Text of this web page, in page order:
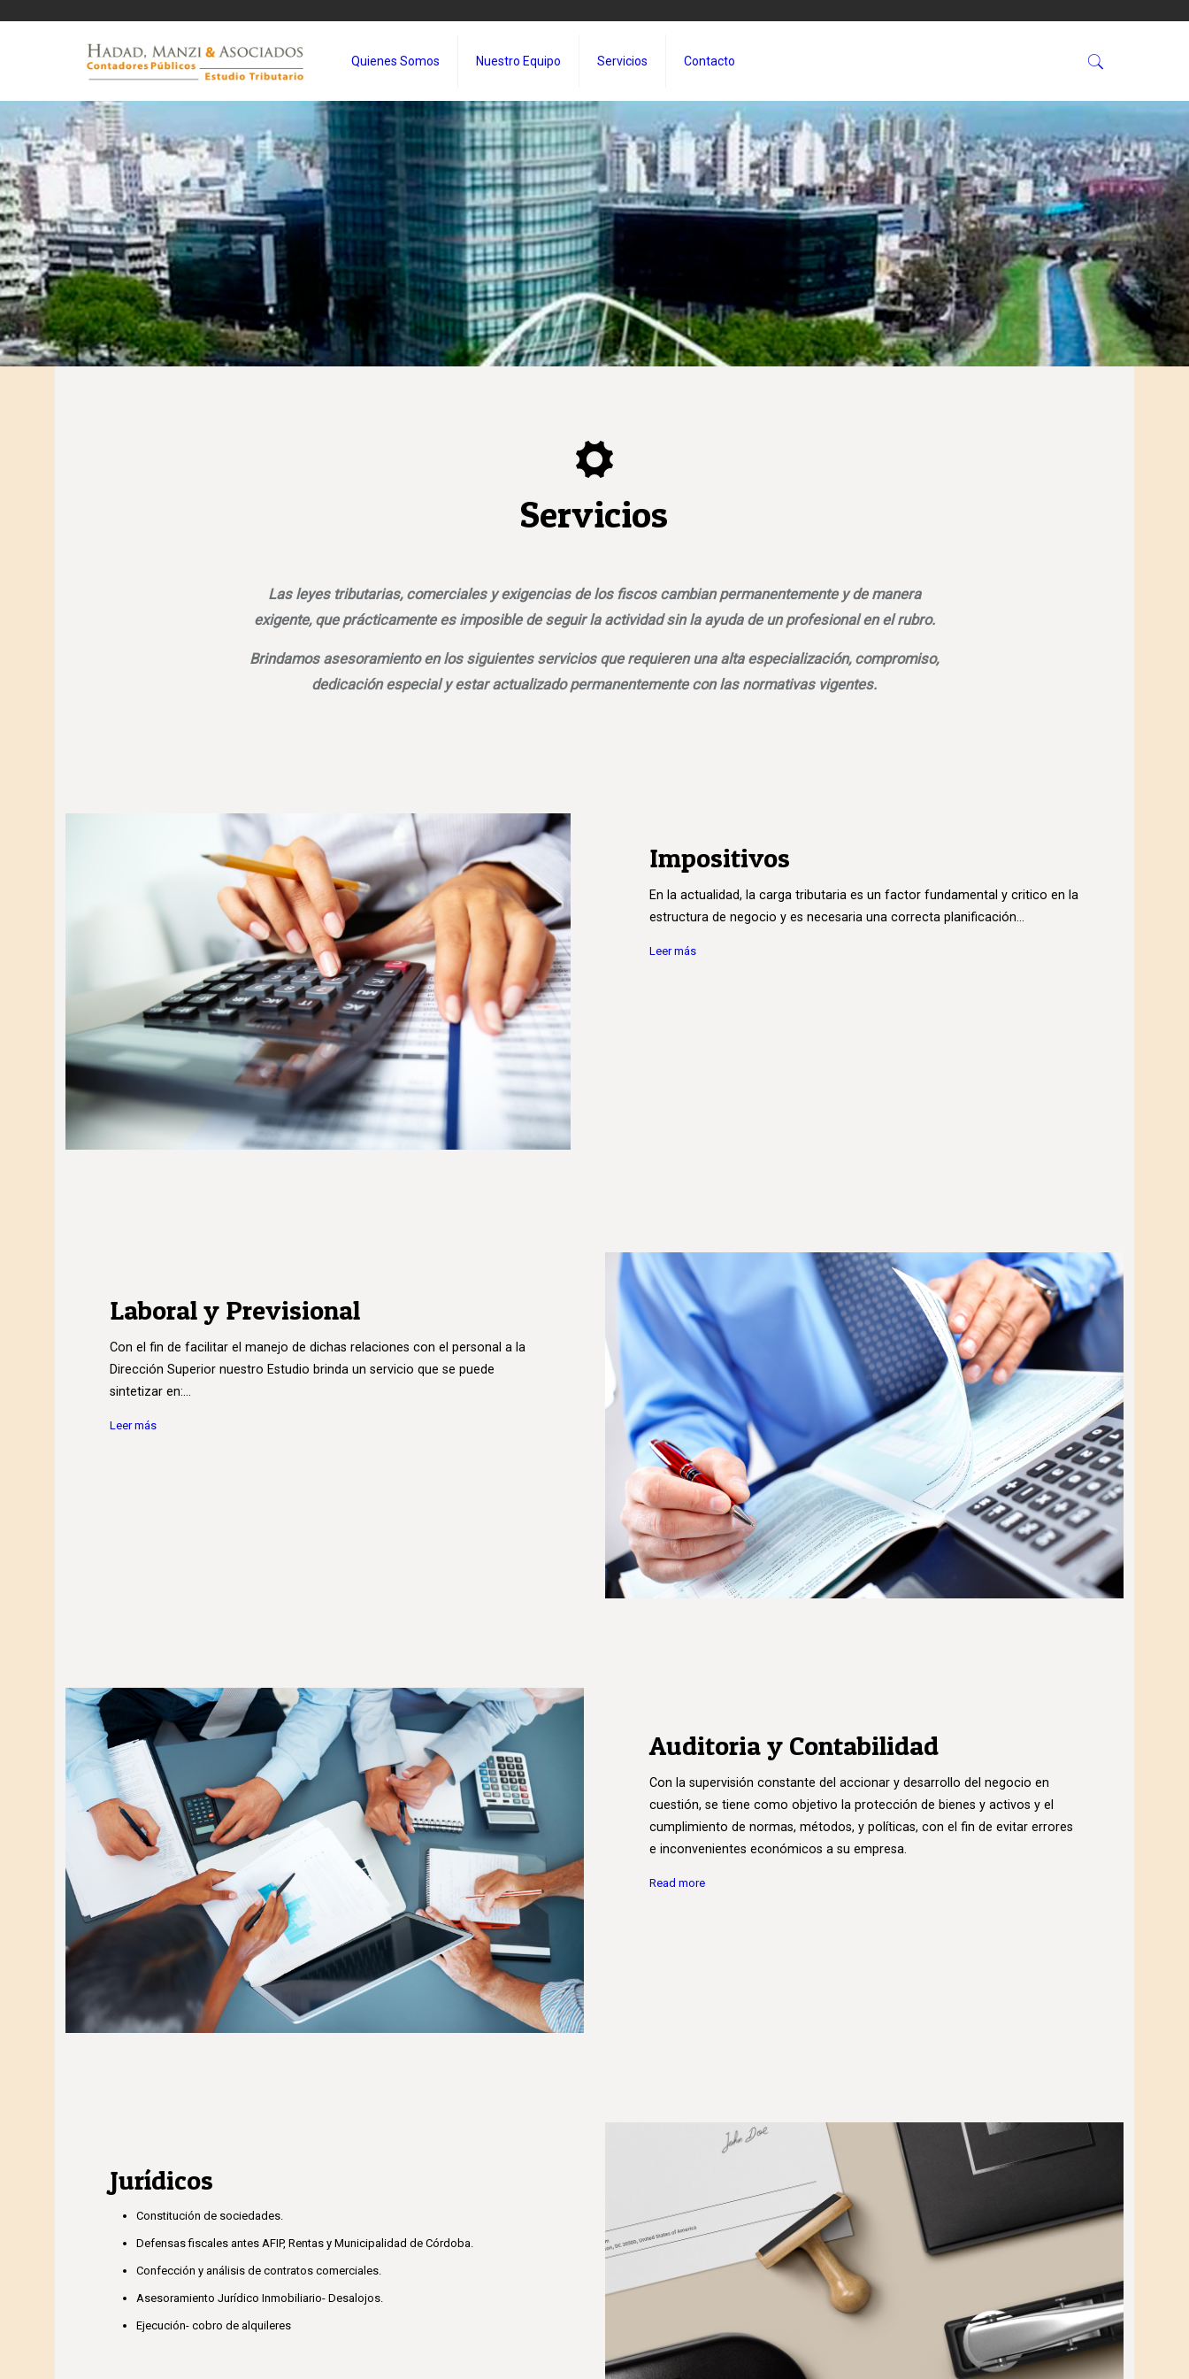
Quienes Somos Nuestro Equipo Servicios Contacto
Servicios
Las leyes tributarias, comerciales y exigencias de los fiscos cambian permanentemente y de manera
exigente, que prácticamente es imposible de seguir la actividad sin la ayuda de un profesional en el rubro.
Brindamos asesoramiento en los siguientes servicios que requieren una alta especialización, compromiso,
dedicación especial y estar actualizado permanentemente con las normativas vigentes.
Impositivos
En la actualidad, la carga tributaria es un factor fundamental y critico en la
estructura de negocio y es necesaria una correcta planificación...
Leer más
Laboral y Previsional
Con el fin de facilitar el manejo de dichas relaciones con el personal a la
Dirección Superior nuestro Estudio brinda un servicio que se puede
sintetizar en:...
Leer más
Auditoria y Contabilidad
Con la supervisión constante del accionar y desarrollo del negocio en
cuestión, se tiene como objetivo la protección de bienes y activos y el
cumplimiento de normas, métodos, y políticas, con el fin de evitar errores
e inconvenientes económicos a su empresa.
Read more
Jurídicos
Constitución de sociedades.
Defensas fiscales antes AFIP, Rentas y Municipalidad de Córdoba.
Confección y análisis de contratos comerciales.
Asesoramiento Jurídico Inmobiliario- Desalojos.
Ejecución- cobro de alquileres